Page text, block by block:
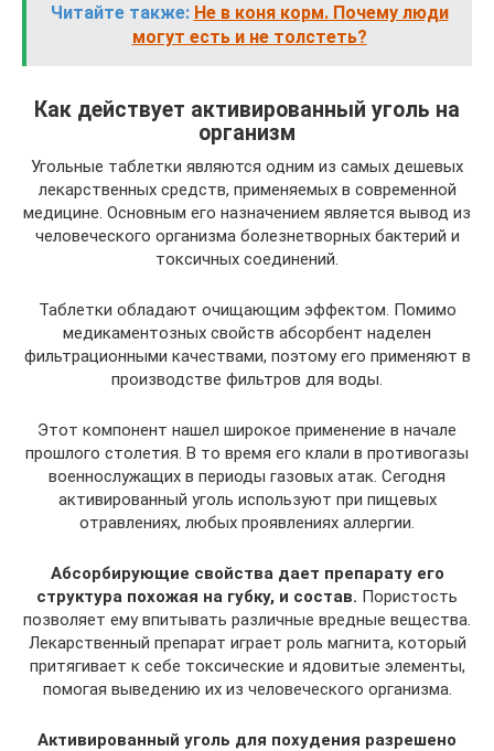
Читайте также: Не в коня корм. Почему люди
могут есть и не толстеть?
Как действует активированный уголь на
организм
Угольные таблетки являются одним из самых дешевых
лекарственных средств, применяемых в современной
медицине. Основным его назначением является вывод из
человеческого организма болезнетворных бактерий и
токсичных соединений.
Таблетки обладают очищающим эффектом. Помимо
медикаментозных свойств абсорбент наделен
фильтрационными качествами, поэтому его применяют в
производстве фильтров для воды.
Этот компонент нашел широкое применение в начале
прошлого столетия. В то время его клали в противогазы
военнослужащих в периоды газовых атак. Сегодня
активированный уголь используют при пищевых
отравлениях, любых проявлениях аллергии.
Абсорбирующие свойства дает препарату его
структура похожая на губку, и состав. Пористость
позволяет ему впитывать различные вредные вещества.
Лекарственный препарат играет роль магнита, который
притягивает к себе токсические и ядовитые элементы,
помогая выведению их из человеческого организма.
Активированный уголь для похудения разрешено